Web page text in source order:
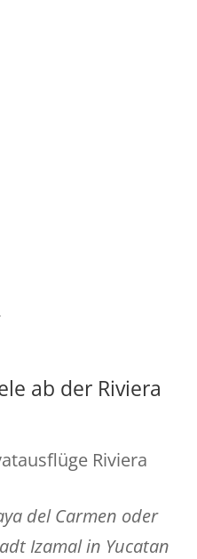
ab der Riviera
del Carmen oder
Izamal in Yucatan